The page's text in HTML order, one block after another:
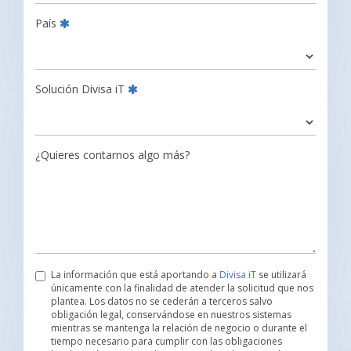
País
Solución Divisa iT
¿Quieres contarnos algo más?
La información que está aportando a Divisa iT se utilizará
únicamente con la finalidad de atender la solicitud que nos
plantea. Los datos no se cederán a terceros salvo
obligación legal, conservándose en nuestros sistemas
mientras se mantenga la relación de negocio o durante el
tiempo necesario para cumplir con las obligaciones